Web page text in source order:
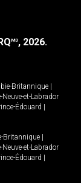
MD, 2026.
Britannique
Neuve-et-Labrador
Édouard
Britannique
Neuve-et-Labrador
Édouard